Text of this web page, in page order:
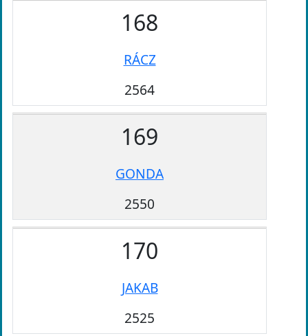
168
RÁCZ
2564
169
GONDA
2550
170
JAKAB
2525